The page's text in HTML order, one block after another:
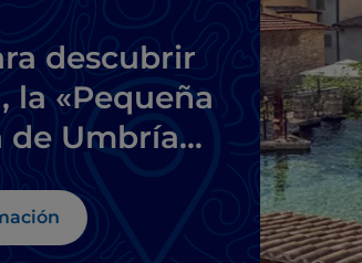
descubrir
la «Pequeña
de Umbría»